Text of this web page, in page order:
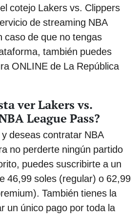
cotejo Lakers vs. Clippers
de streaming NBA
caso de que no tengas
también puedes
ONLINE de La República
ver Lakers vs.
League Pass?
deseas contratar NBA
no perderte ningún partido
puedes suscribirte a un
46,99 soles (regular) o 62,99
También tienes la
un único pago por toda la